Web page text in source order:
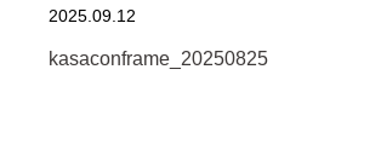
2025.09.12
kasaconframe_20250825